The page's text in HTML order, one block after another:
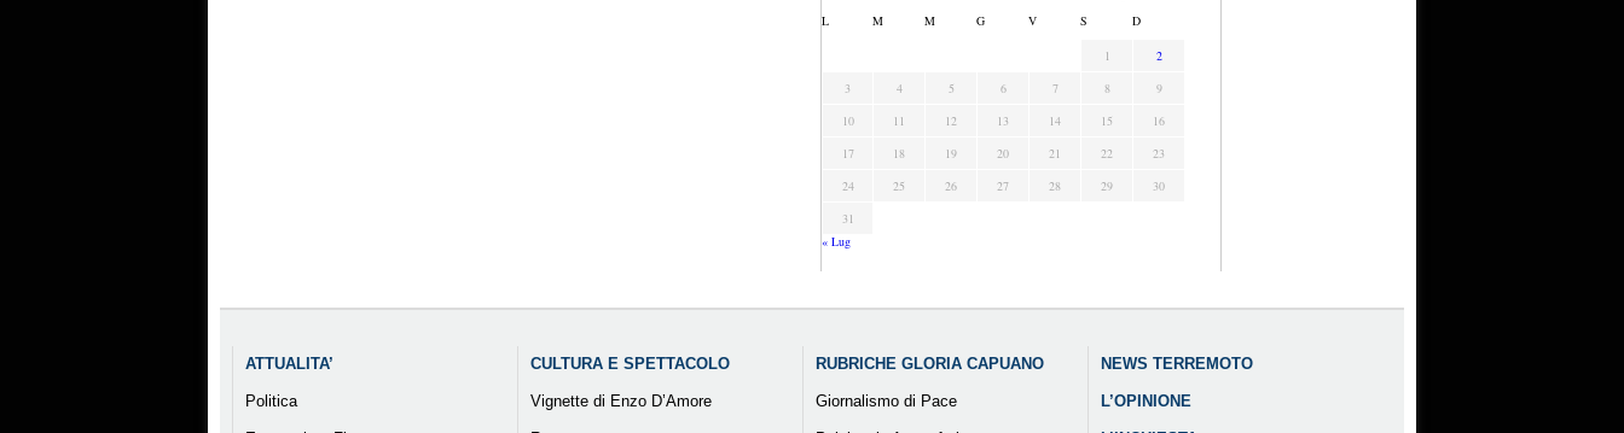
L M M G V S D
1
2
3
4 5 6 7 8
9
10
11 12 13 14 15
16
17
18 19 20 21 22
23
24
25 26 27 28 29
30
31
« Lug
ATTUALITA’
Politica
CULTURA E SPETTACOLO
Vignette di Enzo D’Amore
RUBRICHE GLORIA CAPUANO
Giornalismo di Pace
NEWS TERREMOTO
L’OPINIONE